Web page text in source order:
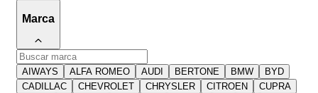
Marca
AIWAYS ALFA ROMEO AUDI BERTONE BMW
BYD
CADILLAC
CHEVROLET CHRYSLER CITROEN
CUPRA